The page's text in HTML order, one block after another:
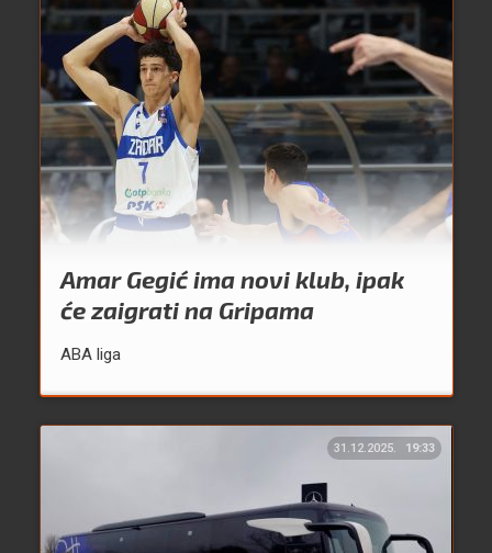
Amar Gegić ima novi klub, ipak
će zaigrati na Gripama
ABA liga
31.12.2025. 19:33